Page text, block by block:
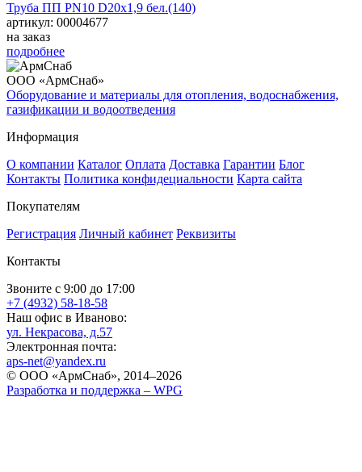
Труба ПП PN10 D20х1,9 бел.(140)
артикул: 00004677
на заказ
подробнее
ООО «АрмСнаб»
Оборудование и материалы для отопления, водоснабжения,
газификации и водоотведения
Информация
О компании Каталог Оплата Доставка Гарантии Блог
Контакты Политика конфидециальности Карта сайта
Покупателям
Регистрация Личный кабинет Реквизиты
Контакты
Звоните с 9:00 до 17:00
+7 (4932) 58-18-58
Наш офис в Иваново:
ул. Некрасова, д.57
Электронная почта:
aps-net@yandex.ru
© ООО «АрмСнаб», 2014–2026
Разработка и поддержка – WPG